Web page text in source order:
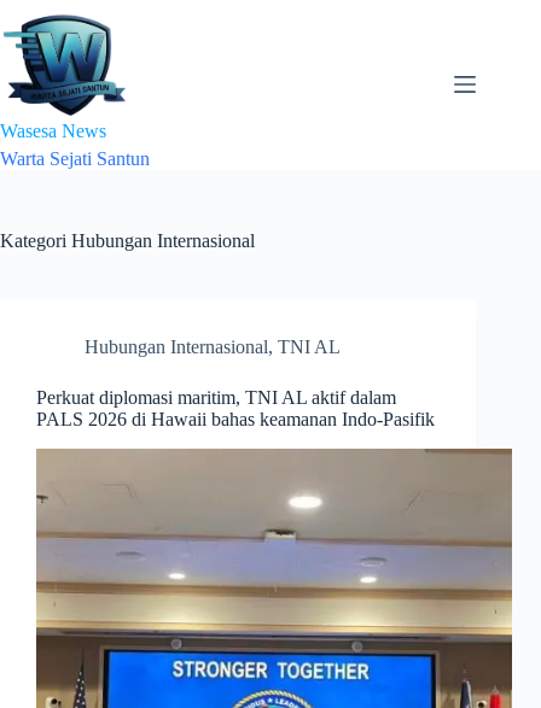
to
content
Wasesa News
Warta Sejati Santun
Kategori Hubungan Internasional
Hubungan Internasional, TNI AL
Perkuat diplomasi maritim, TNI AL aktif dalam
PALS 2026 di Hawaii bahas keamanan Indo-Pasifik